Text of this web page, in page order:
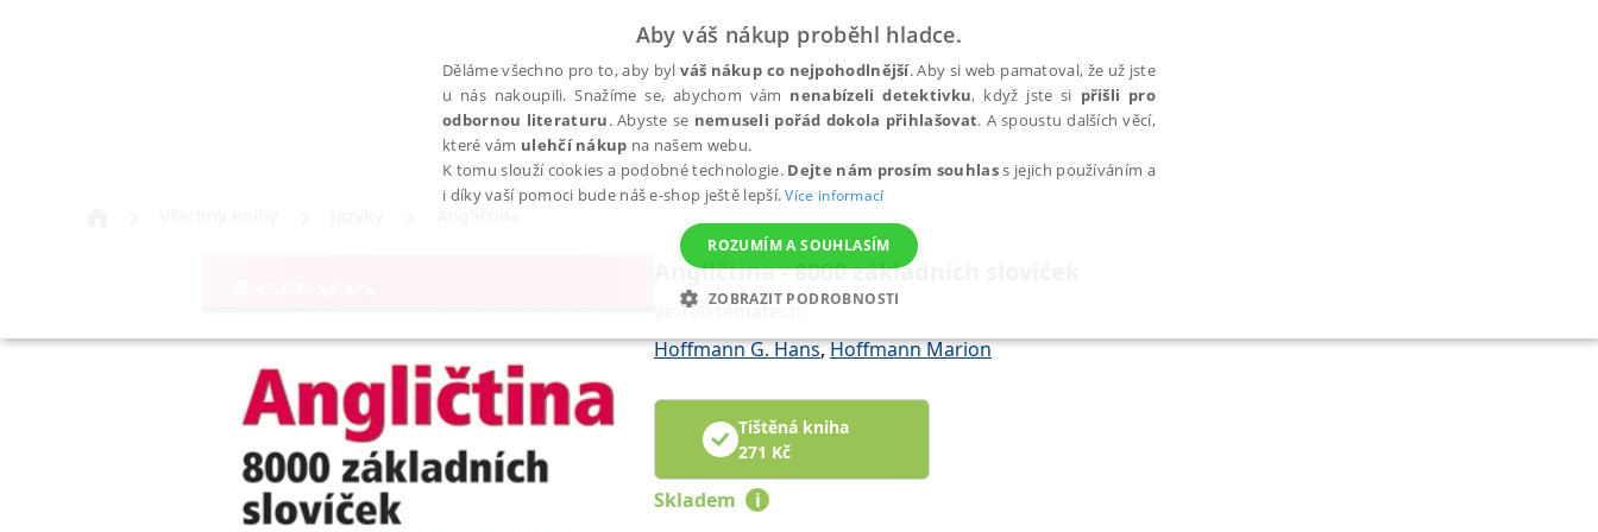
Angličtina - 8000 základních slovíček
ve 100 tématech
Hoffmann G. Hans,Hoffmann Marion
Tištěná kniha
271 Kč
Skladem i
Aby váš nákup proběhl hladce.
Děláme všechno pro to, aby bylváš nákup co nejpohodlnější. Aby si web pamatoval, že už jste
u nás nakoupili. Snažíme se, abychom vám nenabízeli detektivku, když jste si přišli pro
odbornou literaturu. Abyste se nemuseli pořád dokola přihlašovat. A spoustu dalších věcí,
které vám ulehčí nákup na našem webu.
K tomu slouží cookies a podobné technologie. Dejte nám prosím souhlass jejich používáním a
i díky vaší pomoci bude náš e-shop ještě lepší.Více informací
ROZUMÍM A SOUHLASÍM
ZOBRAZIT PODROBNOSTI
NEZBYTNÉ ANALYTICKÉ MARKETINGOVÉ FUNKČNÍ NEZAŘAZENÉ SOUBORY
Marketingové
Nezbytně nutné soubory cookie umožňují základní funkce webových stránek, jako je přihlášení uživatele a správa účtu. Webové stránky nelze bez nezbytně nutných souborů cookie správně používat.
Provider /